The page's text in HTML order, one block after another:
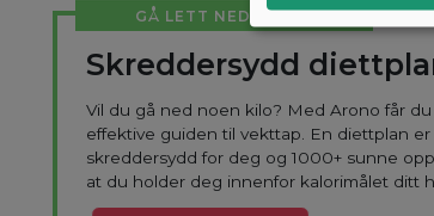
GÅ LETT NED I VEKT
Skreddersydd
Vil du gå ned noen kilo? Med Arono får
effektive guiden til vekttap. En diettplan er
skreddersydd for deg og 1000+ sunne
at du holder deg innenfor kalorimålet ditt